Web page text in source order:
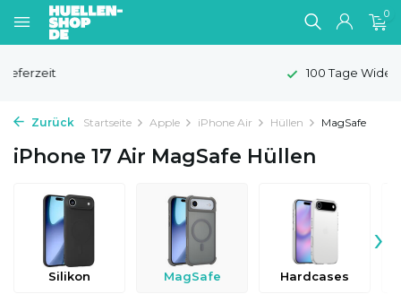
0
Zurück Startseite Apple iPhone Air Hüllen MagSafe
iPhone 17 Air MagSafe Hüllen
Silikon MagSafe Hardcases
›